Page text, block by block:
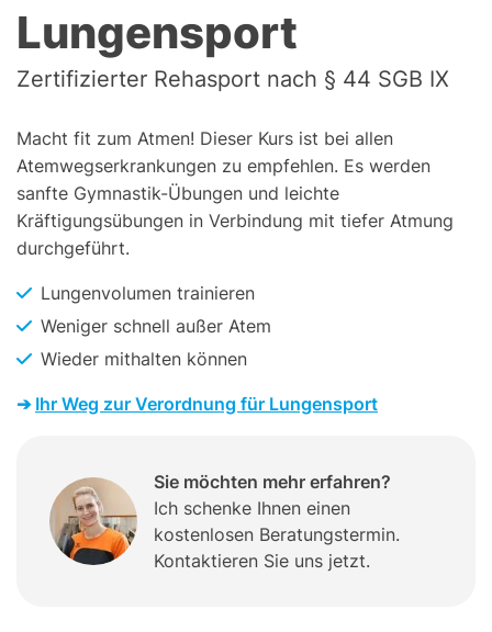
Lungensport
Zertifizierter Rehasport nach § 44 SGB IX
Macht fit zum Atmen! Dieser Kurs ist bei allen
Atemwegserkrankungen zu empfehlen. Es werden
sanfte Gymnastik-Übungen und leichte
Kräftigungsübungen in Verbindung mit tiefer Atmung
durchgeführt.
Lungenvolumen trainieren
Weniger schnell außer Atem
Wieder mithalten können
➔ Ihr Weg zur Verordnung für Lungensport
Sie möchten mehr erfahren?
Ich schenke Ihnen einen
kostenlosen Beratungstermin.
Kontaktieren Sie uns jetzt.